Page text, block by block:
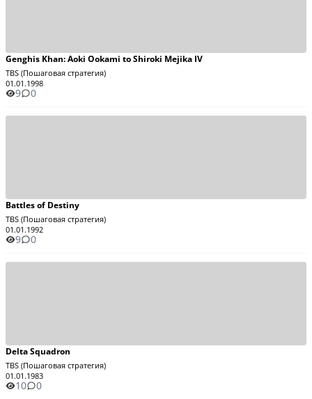
Genghis Khan: Aoki Ookami to Shiroki Mejika IV
TBS (Пошаговая стратегия)
01.01.1998
9 0
Battles of Destiny
TBS (Пошаговая стратегия)
01.01.1992
9 0
Delta Squadron
TBS (Пошаговая стратегия)
01.01.1983
10 0